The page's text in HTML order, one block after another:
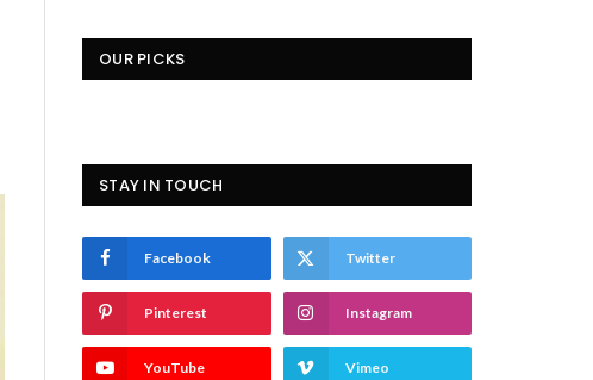
OUR PICKS
STAY IN TOUCH
Facebook Twitter
Pinterest Instagram
YouTube Vimeo